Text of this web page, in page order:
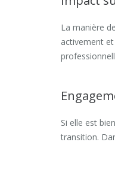
La manière
activement
Si elle est
transition.